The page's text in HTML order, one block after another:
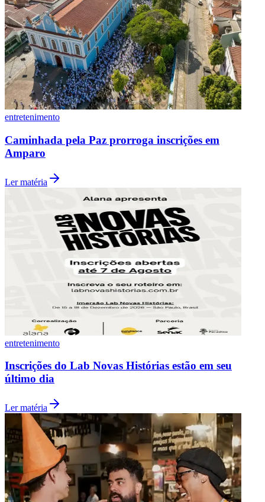
entretenimento
Caminhada pela Paz prorroga inscrições em
Amparo
Ler matéria
entretenimento
Inscrições do Lab Novas Histórias estão em seu
último dia
Ler matéria